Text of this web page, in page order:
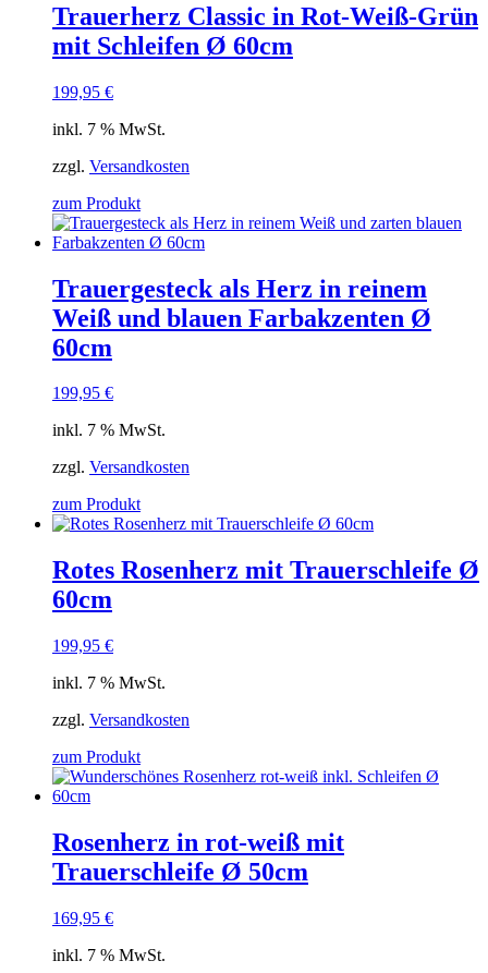
Trauerherz Classic in Rot-Weiß-Grün
mit Schleifen Ø 60cm
199,95 €
inkl. 7 % MwSt.
zzgl. Versandkosten
zum Produkt
Trauergesteck als Herz in reinem
Weiß und blauen Farbakzenten Ø
60cm
199,95 €
inkl. 7 % MwSt.
zzgl. Versandkosten
zum Produkt
Rotes Rosenherz mit Trauerschleife Ø
60cm
199,95 €
inkl. 7 % MwSt.
zzgl. Versandkosten
zum Produkt
Rosenherz in rot-weiß mit
Trauerschleife Ø 50cm
169,95 €
inkl. 7 % MwSt.